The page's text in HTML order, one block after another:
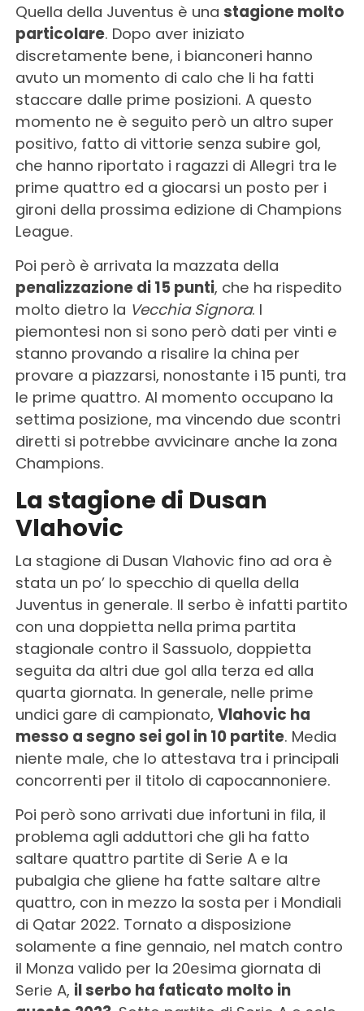
Quella della Juventus è una stagione molto
particolare. Dopo aver iniziato
discretamente bene, i bianconeri hanno
avuto un momento di calo che li ha fatti
staccare dalle prime posizioni. A questo
momento ne è seguito però un altro super
positivo, fatto di vittorie senza subire gol,
che hanno riportato i ragazzi di Allegri tra le
prime quattro ed a giocarsi un posto per i
gironi della prossima edizione di Champions
League.
Poi però è arrivata la mazzata della
penalizzazione di 15 punti, che ha rispedito
molto dietro la Vecchia Signora. I
piemontesi non si sono però dati per vinti e
stanno provando a risalire la china per
provare a piazzarsi, nonostante i 15 punti, tra
le prime quattro. Al momento occupano la
settima posizione, ma vincendo due scontri
diretti si potrebbe avvicinare anche la zona
Champions.
La stagione di Dusan
Vlahovic
La stagione di Dusan Vlahovic fino ad ora è
stata un po’ lo specchio di quella della
Juventus in generale. Il serbo è infatti partito
con una doppietta nella prima partita
stagionale contro il Sassuolo, doppietta
seguita da altri due gol alla terza ed alla
quarta giornata. In generale, nelle prime
undici gare di campionato, Vlahovic ha
messo a segno sei gol in 10 partite. Media
niente male, che lo attestava tra i principali
concorrenti per il titolo di capocannoniere.
Poi però sono arrivati due infortuni in fila, il
problema agli adduttori che gli ha fatto
saltare quattro partite di Serie A e la
pubalgia che gliene ha fatte saltare altre
quattro, con in mezzo la sosta per i Mondiali
di Qatar 2022. Tornato a disposizione
solamente a fine gennaio, nel match contro
il Monza valido per la 20esima giornata di
Serie A, il serbo ha faticato molto in